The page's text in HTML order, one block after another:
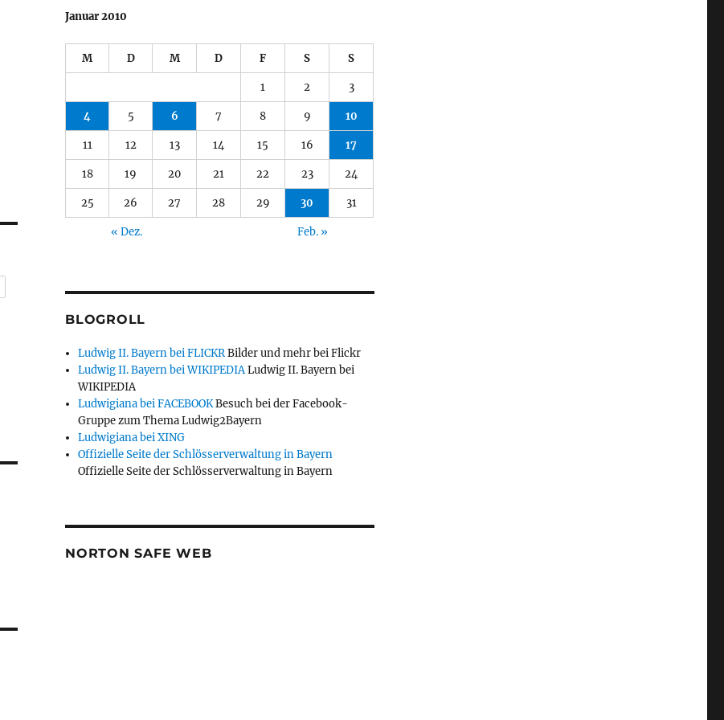
Januar 2010
M D M D F S S
1 2 3
4 5 6 7 8 9 10
11 12 13 14 15 16 17
18 19 20 21 22 23 24
25 26 27 28 29 30 31
« Dez. Feb. »
BLOGROLL
Ludwig II. Bayern bei FLICKRBilder und mehr bei Flickr
Ludwig II. Bayern bei WIKIPEDIALudwig II. Bayern bei
WIKIPEDIA
Ludwigiana bei FACEBOOKBesuch bei der Facebook-
Gruppe zum Thema Ludwig2Bayern
Ludwigiana bei XING
Offizielle Seite der Schlösserverwaltung in Bayern
Offizielle Seite der Schlösserverwaltung in Bayern
NORTON SAFE WEB